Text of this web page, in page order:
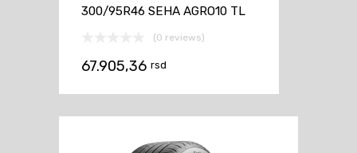
300/95R46 SEHA AGRO10 TL
(0 reviews)
67.905,36 rsd